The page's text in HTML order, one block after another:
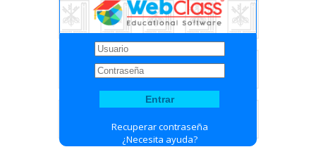
Recuperar contraseña
¿Necesita ayuda?